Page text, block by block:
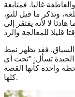
غالبا. فمتابعة
وتذكر ما قيل للتو،
لا لأنه يفتقر إلى
فقد يظهر نمط
تسأل: "تحت أي
واحدة كأنها القصة
كلها.